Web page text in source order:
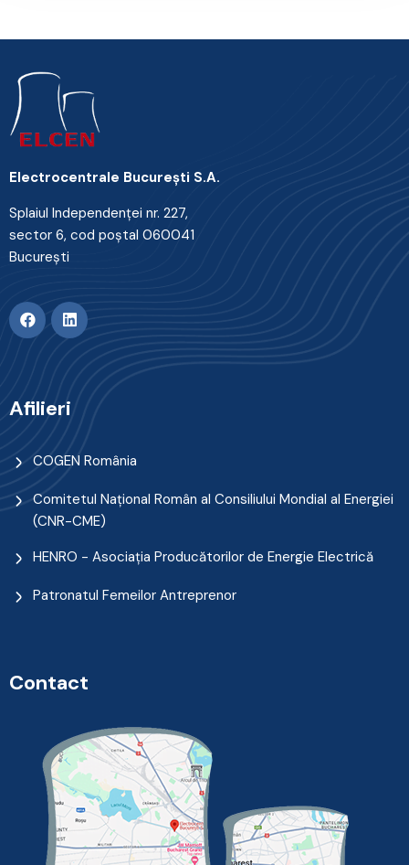
Electrocentrale Bucureşti S.A.
Splaiul Independenţei nr. 227,
sector 6, cod poştal 060041
Bucureşti
Afilieri
COGEN România
Comitetul Naţional Român al Consiliului Mondial al Energiei
(CNR-CME)
HENRO - Asociația Producătorilor de Energie Electrică
Patronatul Femeilor Antreprenor
Contact